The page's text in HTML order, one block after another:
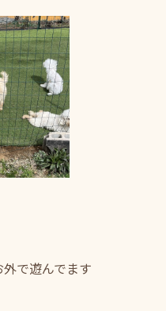
で遊んでます